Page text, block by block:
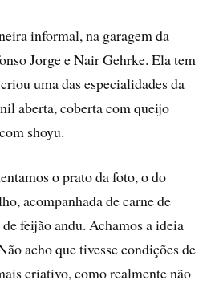
informal, na garagem da
Jorge e Nair Gehrke. Ela tem
uma das especialidades da
aberta, coberta com queijo
shoyu.
o prato da foto, o do
acompanhada de carne de
feijão andu. Achamos a ideia
acho que tivesse condições de
criativo, como realmente não